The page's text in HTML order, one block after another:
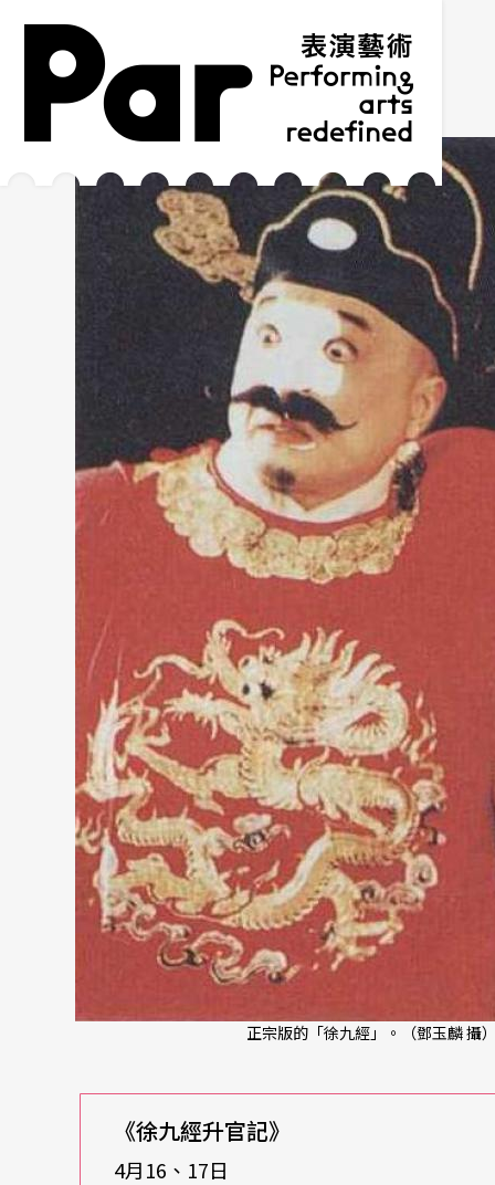
跳到主要內容區塊
網站導覽
正宗版的「徐九經」。（鄧玉麟 攝
《徐九經升官記》
4月16、17日